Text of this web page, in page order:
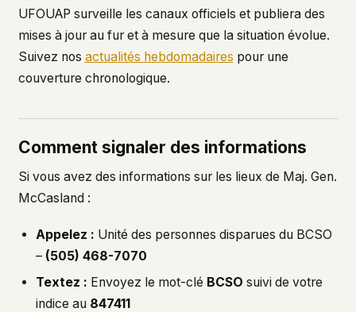
UFOUAP surveille les canaux officiels et publiera des
mises à jour au fur et à mesure que la situation évolue.
Suivez nos actualités hebdomadaires pour une
couverture chronologique.
Comment signaler des informations
Si vous avez des informations sur les lieux de Maj. Gen.
McCasland :
Appelez : Unité des personnes disparues du BCSO
– (505) 468-7070
Textez : Envoyez le mot-clé BCSO suivi de votre
indice au 847411